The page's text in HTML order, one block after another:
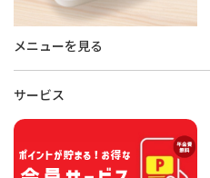
メニューを見る
サービス